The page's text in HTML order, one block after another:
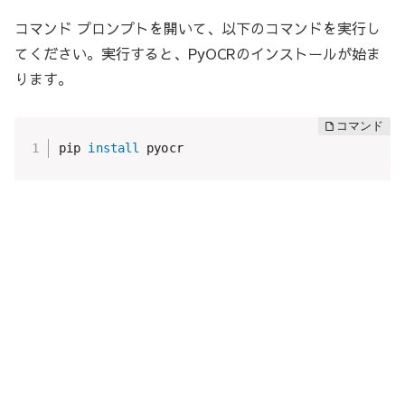
コマンド プロンプトを開いて、以下のコマンドを実行し
てください。実行すると、PyOCRのインストールが始ま
ります。
pip install pyocr